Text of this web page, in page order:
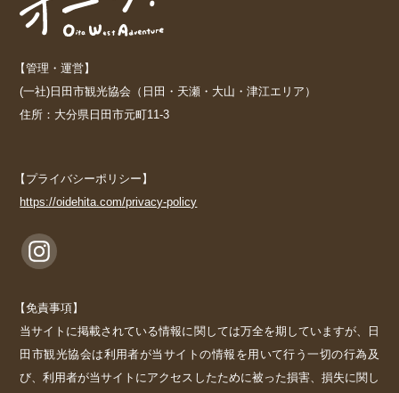
【管理・運営】
(一社)日田市観光協会（日田・天瀬・大山・津江エリア）
住所：大分県日田市元町11-3
【プライバシーポリシー】
https://oidehita.com/privacy-policy
【免責事項】
当サイトに掲載されている情報に関しては万全を期していますが、日
田市観光協会は利用者が当サイトの情報を用いて行う一切の行為及
び、利用者が当サイトにアクセスしたために被った損害、損失に関し